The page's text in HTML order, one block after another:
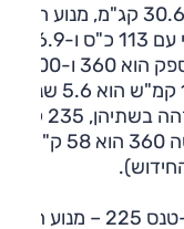
והמהירות